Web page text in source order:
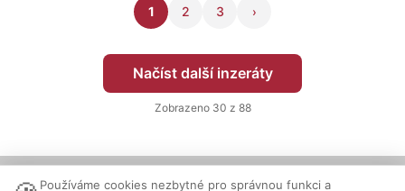
1 2 3 ›
Načíst další inzeráty
Zobrazeno 30 z 88
Nastavení cookies | Vzhled:světlýtmavý | Kontakt
Používáme cookies nezbytné pro správnou funkci a